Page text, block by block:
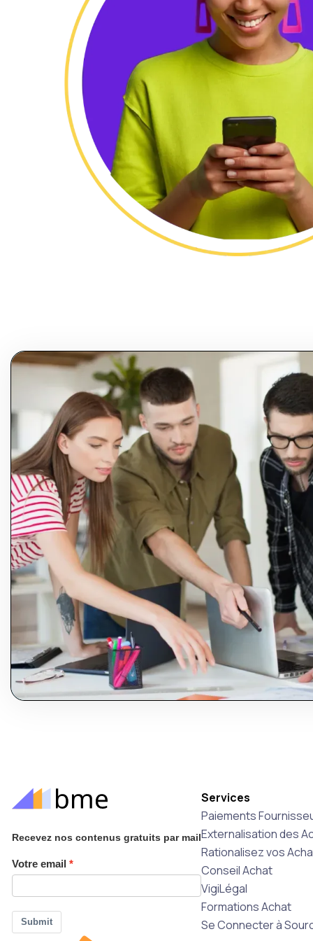
Recevez nos contenus gratuits par mail
Votre email
Submit
Services
Paiements
Externalisation des
Rationalisez vos
Conseil Achat
VigiLégal
Formations Achat
Se Connecter à